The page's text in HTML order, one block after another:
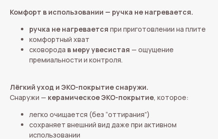
Комфорт в использовании — ручка не нагревается.
ручка не нагревается при приготовлении на плите
комфортный хват
сковорода в меру увесистая — ощущение
премиальности и контроля.
Лёгкий уход и ЭКО-покрытие снаружи.
Снаружи — керамическое ЭКО-покрытие, которое:
легко очищается (без “оттирания”)
сохраняет внешний вид даже при активном
использовании